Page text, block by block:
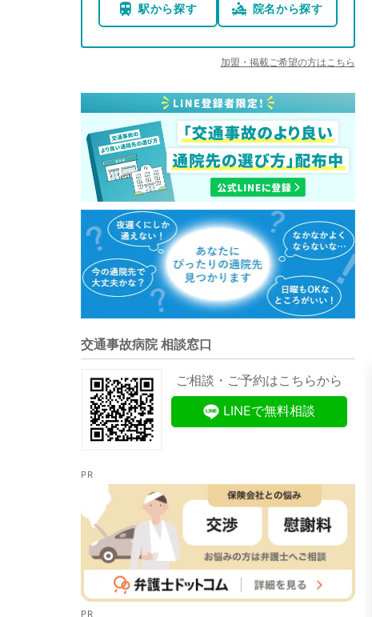
駅から探す 院名から探す
加盟・掲載ご希望の方はこちら
交通事故病院 相談窓口
ご相談・ご予約はこちらから
LINEで無料相談